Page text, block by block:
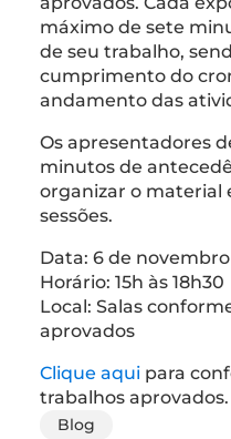
máximo de sete
de seu trabalho,
cumprimento do
andamento das
Os apresentadores
minutos de
organizar o material
sessões.
Data: 6 de
Horário: 15h às 18h30
Local: Salas
aprovados
Clique aqui para
trabalhos aprovados.
Blog